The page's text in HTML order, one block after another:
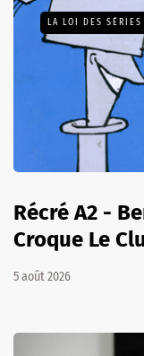
LA LOI DES SÉRIES
Récré A2 -
Croque Le
5 août 2026